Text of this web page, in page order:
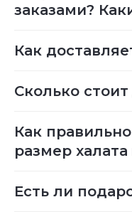
заказами?
Как
Сколько стоит
Как
размер
Есть ли